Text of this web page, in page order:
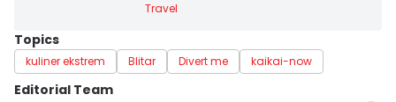
Travel
Topics
kuliner ekstrem Blitar Divert me kaikai-now
Editorial Team